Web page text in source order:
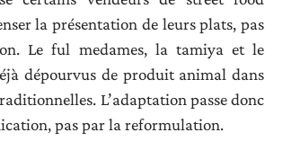
la présentation de leurs plats, pas
Le ful medames, la tamiya et le
dépourvus de produit animal dans
L’adaptation passe donc
pas par la reformulation.